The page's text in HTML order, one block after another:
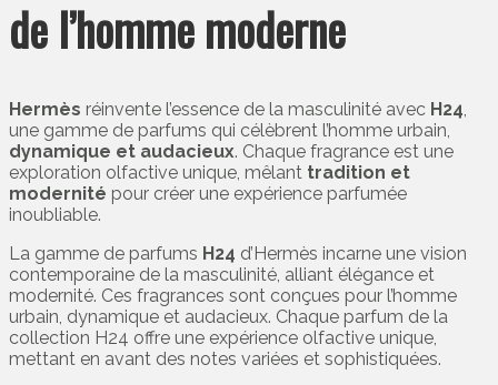
de l’homme moderne
Hermès réinvente l’essence de la masculinité avec H24
une gamme de parfums qui célèbrent l’homme urbain,
dynamique et audacieux. Chaque fragrance est une
exploration olfactive unique, mêlant tradition et
modernité pour créer une expérience parfumée
inoubliable.
La gamme de parfums H24 d’Hermès incarne une vision
contemporaine de la masculinité, alliant élégance et
modernité. Ces fragrances sont conçues pour l’homme
urbain, dynamique et audacieux. Chaque parfum de la
collection H24 offre une expérience olfactive unique,
mettant en avant des notes variées et sophistiquées.